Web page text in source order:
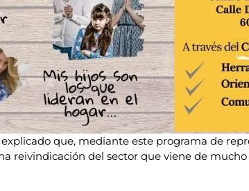
explicado que, mediante este programa de
reivindicación del sector que viene de